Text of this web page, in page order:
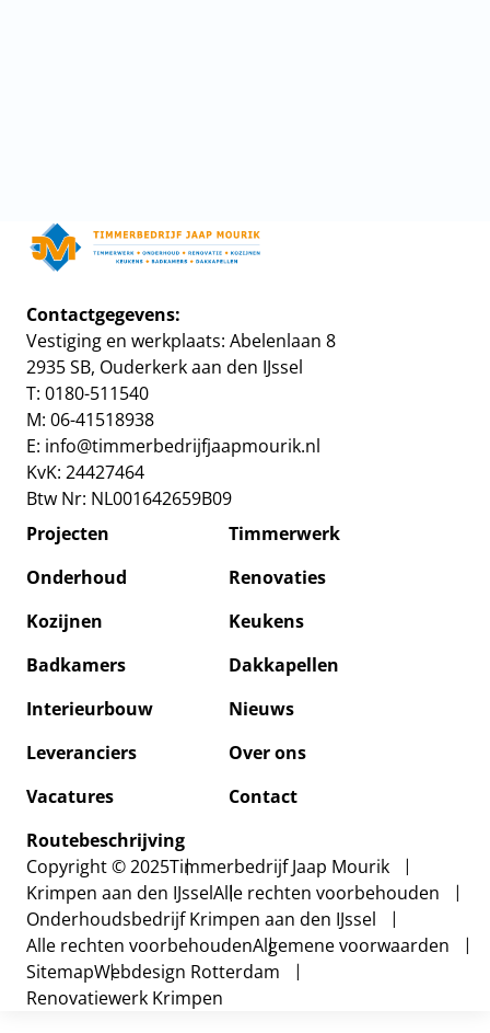
Projecten
Renovaties
Kozijnen
Keukens
Badkamers
Interieurbouw
Over ons
Vacatures
Contact
Contactgegevens:
Vestiging en werkplaats: Abelenlaan 8
2935 SB, Ouderkerk aan den IJssel
T: 0180-511540
M: 06-41518938
E: info@timmerbedrijfjaapmourik.nl
KvK: 24427464
Btw Nr: NL001642659B09
Projecten
Timmerwerk
Onderhoud
Renovaties
Kozijnen
Keukens
Badkamers
Dakkapellen
Interieurbouw
Nieuws
Leveranciers
Over ons
Vacatures
Contact
Routebeschrijving
Copyright © 2025Timmerbedrijf Jaap Mourik
Krimpen aan den IJsselAlle rechten voorbehouden
Onderhoudsbedrijf Krimpen aan den IJssel
Alle rechten voorbehoudenAlgemene voorwaarden
SitemapWebdesign Rotterdam
Renovatiewerk Krimpen